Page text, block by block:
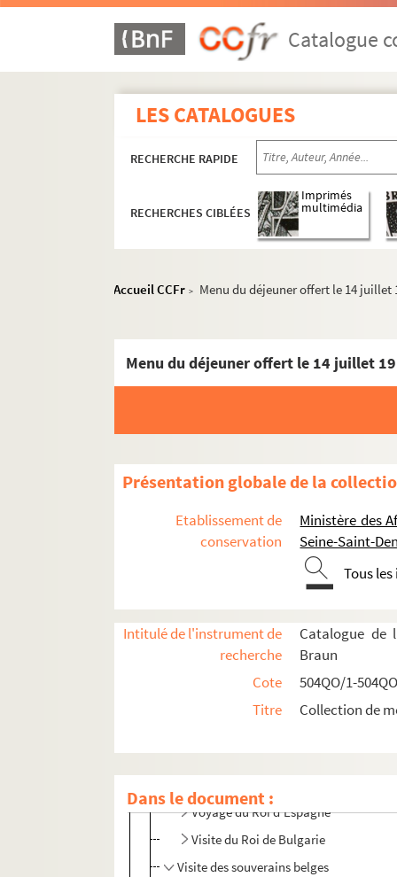
Catalogue
LES CATALOGUES
RECHERCHE RAPIDE
RECHERCHES CIBLÉES
Imprimés
multimédia
Accueil CCFr > Menu du déjeuner offert le 14 juillet
Menu du déjeuner offert le 14 juillet
Présentation globale de la
Etablissement de
conservation
Ministère des
Seine-Saint-
Tous
Intitulé de l'instrument de
recherche
Catalogue de
Braun
Cote
504QO/1-
Titre
Collection de
Dans le document :
Réceptions données par ou pour les
Réceptions données par le ministère des
Réceptions et voyages présidentiels
Voyages étrangers en France
504QO/16. Président des Etats-Unis, roi
Voyage du Roi d'Espagne
Visite du Roi de Bulgarie
Visite des souverains belges